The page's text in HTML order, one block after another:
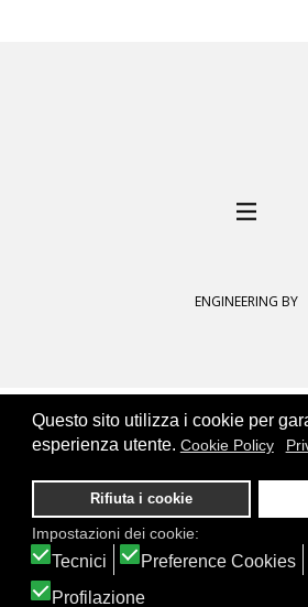
Questo sito utilizza i cookie per
esperienza utente. Cookie Policy
Rifiuta i cookie
Impostazioni dei cookie:
Tecnici Preference Cookies
Profilazione
ENGINEERING BY